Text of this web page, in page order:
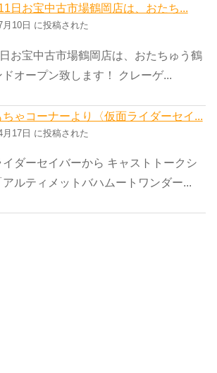
日お宝中古市場鶴岡店は、おたち...
月10日 に投稿された
お宝中古市場鶴岡店は、おたちゅう鶴
オープン致します！ クレーゲ...
ゃコーナーより〈仮面ライダーセイ...
月17日 に投稿された
ダーセイバーから キャストトークシ
アルティメットバハムートワンダー...